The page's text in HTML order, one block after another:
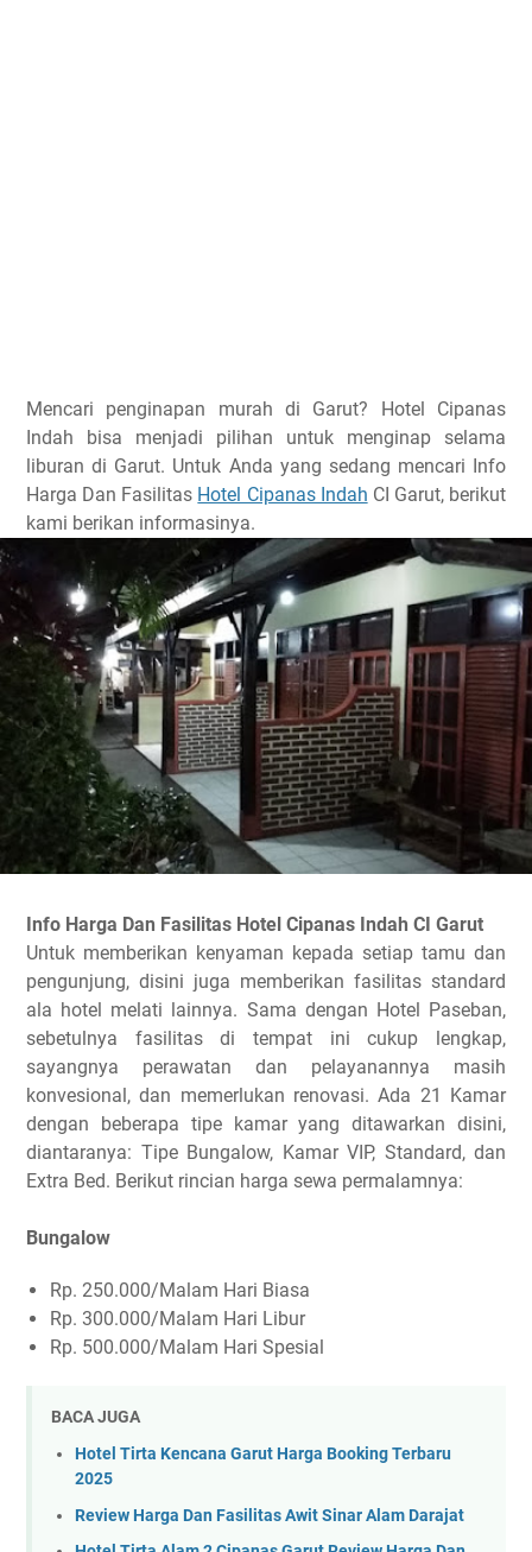
Mencari penginapan murah di Garut? Hotel Cipanas
Indah bisa menjadi pilihan untuk menginap selama
liburan di Garut. Untuk Anda yang sedang mencari Info
Harga Dan Fasilitas Hotel Cipanas Indah CI Garut, berikut
kami berikan informasinya.
Info Harga Dan Fasilitas Hotel Cipanas Indah CI Garut
Untuk memberikan kenyaman kepada setiap tamu dan
pengunjung, disini juga memberikan fasilitas standard
ala hotel melati lainnya. Sama dengan Hotel Paseban,
sebetulnya fasilitas di tempat ini cukup lengkap,
sayangnya perawatan dan pelayanannya masih
konvesional, dan memerlukan renovasi. Ada 21 Kamar
dengan beberapa tipe kamar yang ditawarkan disini,
diantaranya: Tipe Bungalow, Kamar VIP, Standard, dan
Extra Bed. Berikut rincian harga sewa permalamnya:
Bungalow
Rp. 250.000/Malam Hari Biasa
Rp. 300.000/Malam Hari Libur
Rp. 500.000/Malam Hari Spesial
BACA JUGA
Hotel Tirta Kencana Garut Harga Booking Terbaru
2025
Review Harga Dan Fasilitas Awit Sinar Alam Darajat